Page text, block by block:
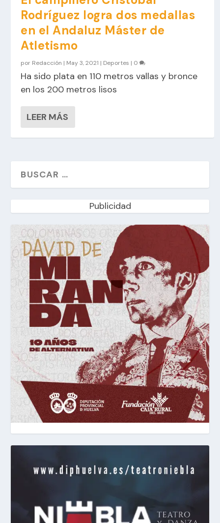
Rodríguez logra dos medallas
en el Andaluz Máster de
Atletismo
por Redacción | May 3, 2021 | Deportes | 0
Ha sido plata en 110 metros vallas y bronce
en los 200 metros lisos
LEER MÁS
Publicidad